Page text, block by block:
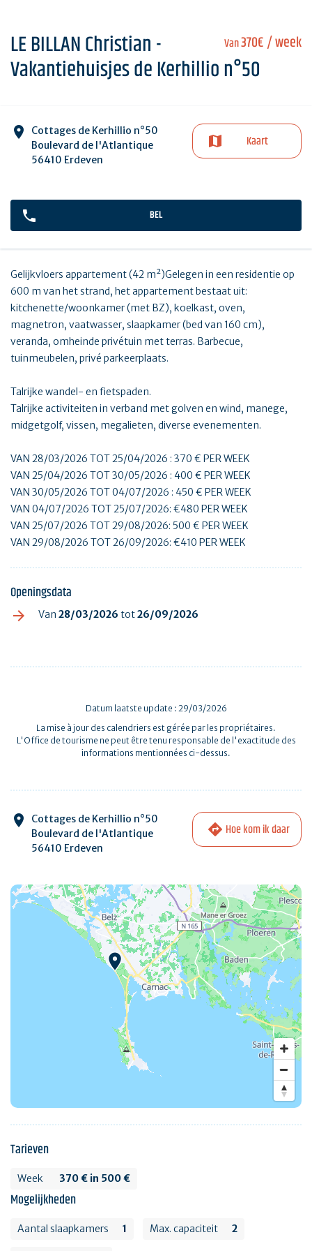
Van370€/ week
LE BILLAN Christian -
Vakantiehuisjes de Kerhillio n°50
Cottages de Kerhillio n°50
Boulevard de l'Atlantique
56410 Erdeven
Kaart
BEL
Gelijkvloers appartement (42 m²)Gelegen in een residentie op
600 m van het strand, het appartement bestaat uit:
kitchenette/woonkamer (met BZ), koelkast, oven,
magnetron, vaatwasser, slaapkamer (bed van 160 cm),
veranda, omheinde privétuin met terras. Barbecue,
tuinmeubelen, privé parkeerplaats.
Talrijke wandel- en fietspaden.
Talrijke activiteiten in verband met golven en wind, manege,
midgetgolf, vissen, megalieten, diverse evenementen.
VAN 28/03/2026 TOT 25/04/2026 : 370 € PER WEEK
VAN 25/04/2026 TOT 30/05/2026 : 400 € PER WEEK
VAN 30/05/2026 TOT 04/07/2026 : 450 € PER WEEK
VAN 04/07/2026 TOT 25/07/2026: €480 PER WEEK
VAN 25/07/2026 TOT 29/08/2026: 500 € PER WEEK
VAN 29/08/2026 TOT 26/09/2026: €410 PER WEEK
Openingsdata
Van 28/03/2026 tot26/09/2026
Datum laatste update : 29/03/2026
La mise à jour des calendriers est gérée par les propriétaires.
L'Office de tourisme ne peut être tenu responsable de l'exactitude des
informations mentionnées ci-dessus.
Cottages de Kerhillio n°50
Boulevard de l'Atlantique
56410 Erdeven
Hoe kom ik daar
Tarieven
Week 370 € in 500 €
Mogelijkheden
Aantal slaapkamers 1 Max. capaciteit 2